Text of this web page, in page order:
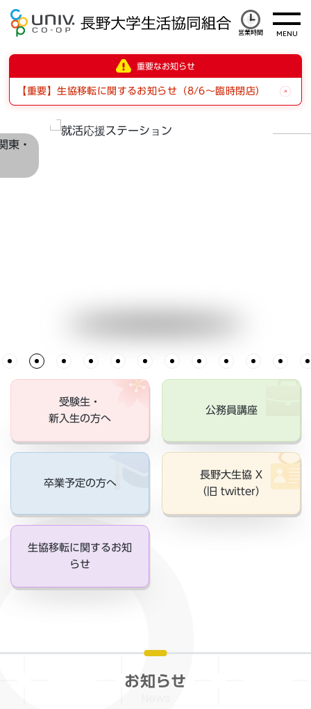
営業時間
重要なお知らせ
【重要】生協移転に関するお知らせ（8/6～臨時閉店）
受験生・
新入生の方へ
公務員講座
卒業予定の方へ
長野大生協 X
（旧 twitter）
生協移転に関するお知
らせ
お知らせ